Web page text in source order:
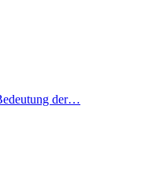
der…